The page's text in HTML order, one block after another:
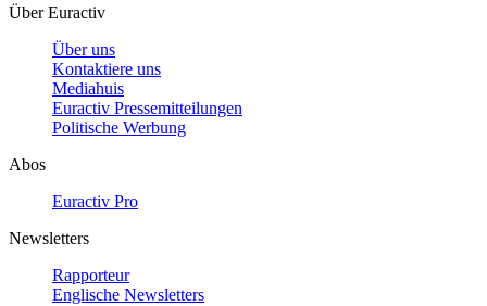
Über Euractiv
Über uns
Kontaktiere uns
Mediahuis
Euractiv Pressemitteilungen
Politische Werbung
Abos
Euractiv Pro
Newsletters
Rapporteur
Englische Newsletters